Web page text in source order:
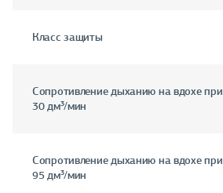
Класс защиты
Сопротивление дыханию на вдохе при
30 дм³/мин
Сопротивление дыханию на вдохе при
95 дм³/мин